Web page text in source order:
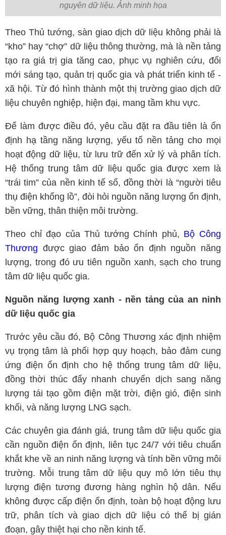
nguyên dữ liệu. Ảnh minh họa
Theo Thủ tướng, sàn giao dịch dữ liệu không phải là
“kho” hay “chợ” dữ liệu thông thường, mà là nền tảng
tạo ra giá trị gia tăng cao, phục vụ nghiên cứu, đổi
mới sáng tạo, quản trị quốc gia và phát triển kinh tế -
xã hội. Từ đó hình thành một thị trường giao dịch dữ
liệu chuyên nghiệp, hiện đại, mang tầm khu vực.
Để làm được điều đó, yêu cầu đặt ra đầu tiên là ổn
định hạ tầng năng lượng, yếu tố nền tảng cho mọi
hoạt động dữ liệu, từ lưu trữ đến xử lý và phân tích.
Hệ thống trung tâm dữ liệu quốc gia được xem là
“trái tim” của nền kinh tế số, đồng thời là “người tiêu
thụ điện khổng lồ”, đòi hỏi nguồn năng lượng ổn định,
bền vững, thân thiện môi trường.
Theo chỉ đạo của Thủ tướng Chính phủ, Bộ Công
Thương được giao đảm bảo ổn định nguồn năng
lượng, trong đó ưu tiên nguồn xanh, sạch cho trung
tâm dữ liệu quốc gia.
Nguồn năng lượng xanh - nền tảng của an ninh
dữ liệu quốc gia
Trước yêu cầu đó, Bộ Công Thương xác định nhiệm
vụ trọng tâm là phối hợp quy hoạch, bảo đảm cung
ứng điện ổn định cho hệ thống trung tâm dữ liệu,
đồng thời thúc đẩy nhanh chuyển dịch sang năng
lượng tái tạo gồm điện mặt trời, điện gió, điện sinh
khối, và năng lượng LNG sạch.
Các chuyên gia đánh giá, trung tâm dữ liệu quốc gia
cần nguồn điện ổn định, liên tục 24/7 với tiêu chuẩn
khắt khe về an ninh năng lượng và tính bền vững môi
trường. Mỗi trung tâm dữ liệu quy mô lớn tiêu thụ
lượng điện tương đương hàng nghìn hộ dân. Nếu
không được cấp điện ổn định, toàn bộ hoạt động lưu
trữ, phân tích và giao dịch dữ liệu có thể bị gián
đoạn, gây thiệt hại cho nền kinh tế.